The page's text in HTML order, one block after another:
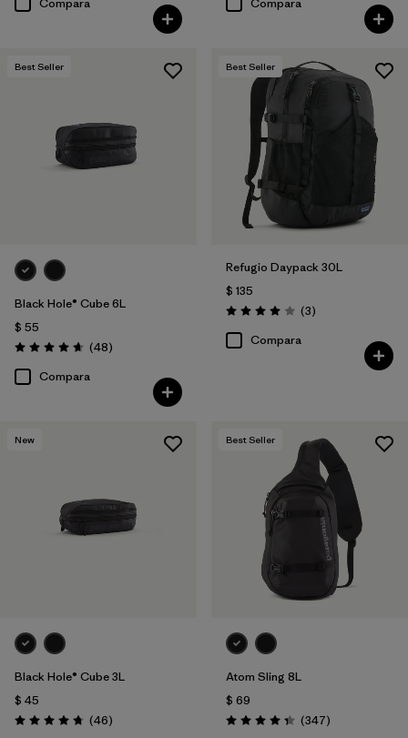
Best Seller
Black Hole® Cube 6L
$ 55
Valoración: 4.7 / 5
(48Comentarios
)
Compara
Best Seller
Refugio Daypack 30L
$ 135
Valoración: 4.0 / 5
(3Comentarios
)
Compara
New
Black Hole® Cube 3L
$ 45
Valoración: 4.8 / 5
(46Comentarios
)
Best Seller
Atom Sling 8L
$ 69
Valoración: 4.3 / 5
(347Comentarios
)